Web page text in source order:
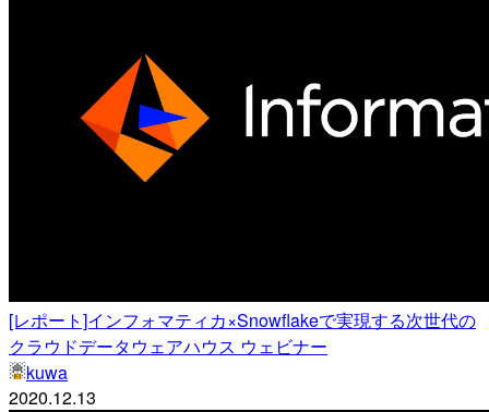
[レポート]インフォマティカ×Snowflakeで実現する次世代の
クラウドデータウェアハウス ウェビナー
kuwa
2020.12.13